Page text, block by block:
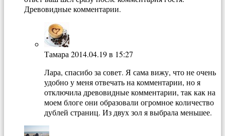
Древовидные комментарии.
Тамара 2014.04.19 в 15:27
Лара, спасибо за совет. Я сама вижу, что не очень
удобно у меня отвечать на комментарии, но я
отключила древовидные комментарии, так как на
моем блоге они образовали огромное количество
дублей страниц. Из двух зол я выбрала меньшее.